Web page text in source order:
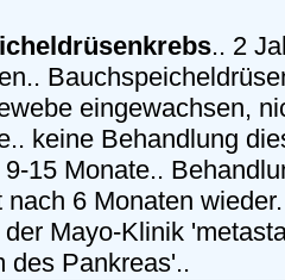
.. 2
eingewachsen,
keine Behandlung
15 Monate..
nach 6 Monaten
Mayo-Klinik
des Pankreas'..